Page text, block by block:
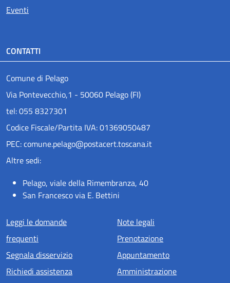
Eventi
CONTATTI
Comune di Pelago
Via Pontevecchio,1 - 50060 Pelago (FI)
tel: 055 8327301
Codice Fiscale/Partita IVA: 01369050487
PEC: comune.pelago@postacert.toscana.it
Altre sedi:
Pelago, viale della Rimembranza, 40
San Francesco via E. Bettini
Menu piè di pagina
Leggi le domande
frequenti
Segnala disservizio
Richiedi assistenza
Note legali
Prenotazione
Appuntamento
Amministrazione